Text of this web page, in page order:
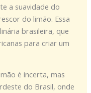
a suavidade do
do limão. Essa
brasileira, que
para criar um
é incerta, mas
do Brasil, onde